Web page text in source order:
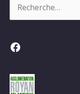
Facebook